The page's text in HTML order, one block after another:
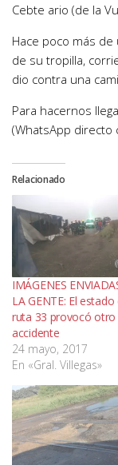
Cebte ario (de la
Hace poco más
de su tropilla,
dio contra una
Para hacernos
(WhatsApp
Relacionado
IMÁGENES
LA GENTE: El estado
ruta 33 provocó otro
accidente
24 mayo, 2017
En «Gral. Villegas»